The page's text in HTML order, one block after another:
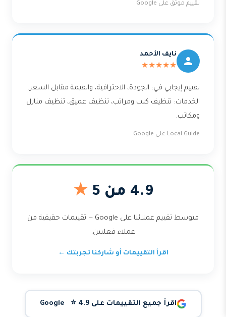
تقييم موثّق على Google
نايف الأحمد
★★★★★
تقييم إيجابي في: الجودة، الاحترافية، والقيمة مقابل السعر.
الخدمات: تنظيف كنب ومراتب، تنظيف عميق، تنظيف منازل
ومكاتب.
Local Guide على Google
4.9 من 5 ★
متوسط تقييم عملائنا على Google — تقييمات حقيقية من
عملاء فعليين.
اقرأ التقييمات أو شاركنا تجربتك ←
اقرأ جميع التقييمات على Google ⭐ 4.9